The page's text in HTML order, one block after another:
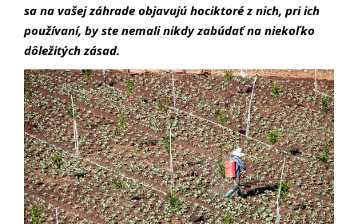
sa na vašej záhrade objavujú hociktoré z nich, pri ich
používaní, by ste nemali nikdy zabúdať na niekoľko
dôležitých zásad.